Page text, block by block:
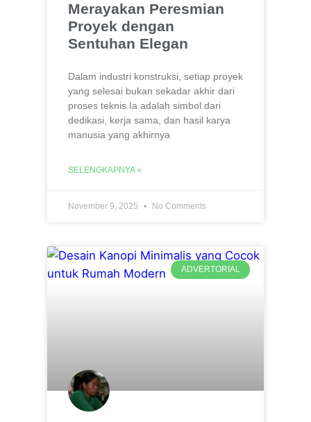
Merayakan Peresmian
Proyek dengan
Sentuhan Elegan
Dalam industri konstruksi, setiap proyek
yang selesai bukan sekadar akhir dari
proses teknis.Ia adalah simbol dari
dedikasi, kerja sama, dan hasil karya
manusia yang akhirnya
SELENGKAPNYA »
November 9, 2025 No Comments
ADVERTORIAL